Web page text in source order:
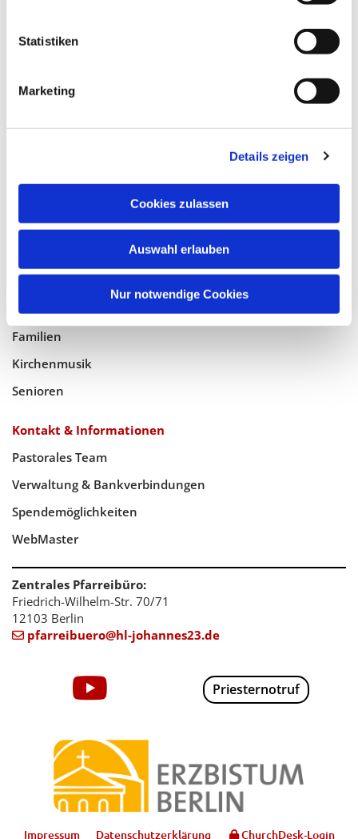
Statistiken
Marketing
Details zeigen
Cookies zulassen
Auswahl erlauben
Nur notwendige Cookies
Pfarrei Hl. Johannes XXIII.
Glaube
Bistumswallfahrt
Taufe, Kommunion & Trauung
Pfarreileben
Jugend
Familien
Kirchenmusik
Senioren
Kontakt & Informationen
Pastorales Team
Verwaltung & Bankverbindungen
Spendemöglichkeiten
WebMaster
Zentrales Pfarreibüro:
Friedrich-Wilhelm-Str. 70/71
12103 Berlin
 pfarreibuero@hl-johannes23.de
Priesternotruf
Impressum Datenschutzerklärung ChurchDesk-Login